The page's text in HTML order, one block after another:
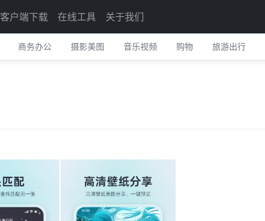
客户端下载 在线工具 关于我们
商务办公 摄影美图 音乐视频 购物 旅游出行